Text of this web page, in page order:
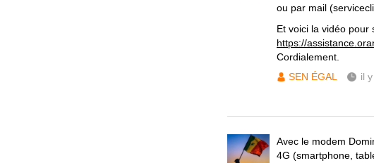
ou par mail
Et voici la vidéo pour
https://
Cordialement.
SEN ÉGAL
il
Avec le modem
4G (smartphone,